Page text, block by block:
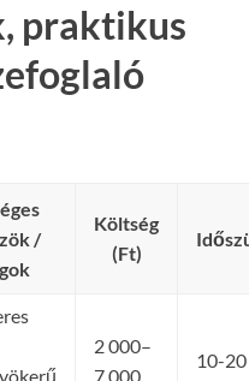
praktikus
/
Költség
(Ft)
2 000–
7 000
10-